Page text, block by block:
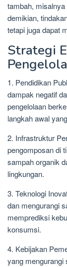
tambah,
demikian,
tetapi juga dapat
Strategi
1. Pendidikan
dampak negatif
pengelolaan
langkah awal
2. Infrastruktur
pengomposan di
sampah organik
lingkungan.
3. Teknologi
dan mengurangi
memprediksi
konsumsi.
4. Kebijakan
yang mengurangi